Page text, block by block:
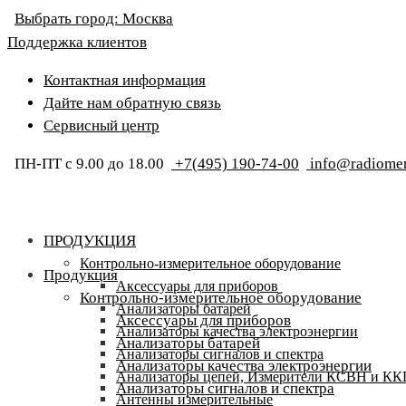
Выбрать город: Москва
Поддержка клиентов
Контактная информация
Дайте нам обратную связь
Сервисный центр
ПН-ПТ с 9.00 до 18.00 +7(495) 190-74-00
ПРОДУКЦИЯ
Контрольно-измерительное оборудование
Аксессуары для приборов
Анализаторы батарей
Анализаторы качества электроэнергии
Анализаторы сигналов и спектра
Анализаторы цепей, Измерители КСВН и
Антенны измерительные
Продукция
Контрольно-измерительное оборудование
Аксессуары для приборов
Анализаторы батарей
Анализаторы качества электроэнергии
Анализаторы сигналов и спектра